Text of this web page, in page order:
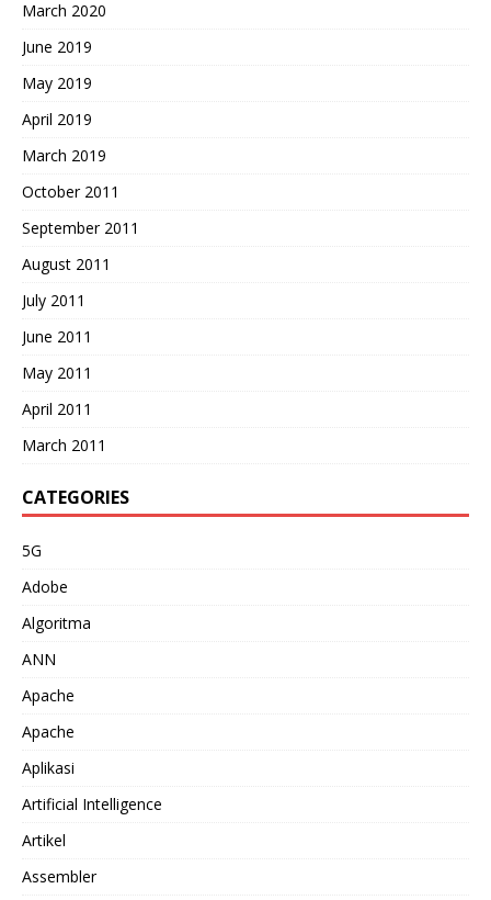
March 2020
June 2019
May 2019
April 2019
March 2019
October 2011
September 2011
August 2011
July 2011
June 2011
May 2011
April 2011
March 2011
CATEGORIES
5G
Adobe
Algoritma
ANN
Apache
Apache
Aplikasi
Artificial Intelligence
Artikel
Assembler